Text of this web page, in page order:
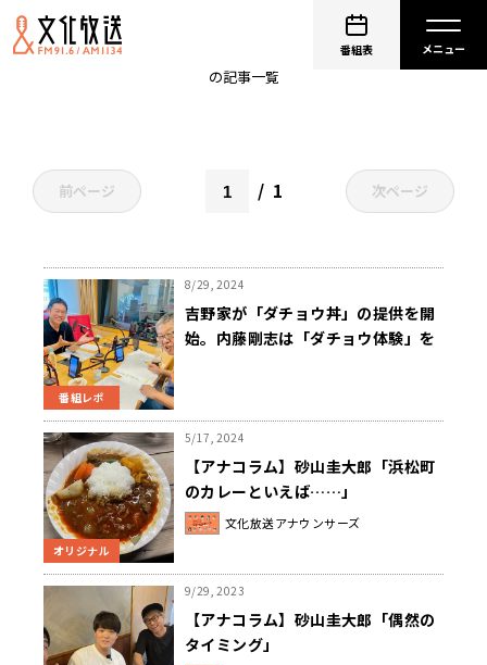
番組表
の記事一覧
前ページ 1 次ページ
番組レポ
8/29, 2024
吉野家が「ダチョウ丼」の提供を開
始。内藤剛志は「ダチョウ体験」を
オリジナル
5/17, 2024
【アナコラム】砂山圭大郎「浜松町
のカレーといえば……」
文化放送アナウンサーズ
9/29, 2023
【アナコラム】砂山圭大郎「偶然の
タイミング」